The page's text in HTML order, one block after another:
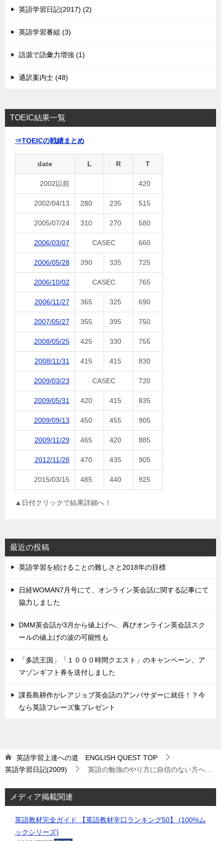
英語学習日記(2017) (2)
英語学習番組 (3)
語源で語彙力増強 (1)
通訳案内士 (48)
TOEIC結果一覧
⇒TOEICの戦績まとめ
date L R T
2002以前 420
2002/04/13 280 235 515
2005/07/24 310 270 580
2006/03/07 CASEC 660
2006/05/28 390 335 725
2006/10/02 CASEC 765
2006/11/27 365 325 690
2007/05/27 355 395 750
2008/05/25 425 330 755
2008/11/31 415 415 830
2009/03/23 CASEC 720
2009/05/31 420 415 835
2009/09/13 450 455 905
2009/11/29 465 420 885
2012/11/28 470 435 905
2015/03/15 485 440 925
▲日付クリックで結果詳細へ！
最近の投稿
英語学習を続けることの難しさと2018年の目標
日経WOMAN7月号にて、オンライン英会話に関する記事にて
協力しました
DMM英会話が3月から値上げへ、再びオンライン英会話スク
ールの値上げの波の可能性も
「多読王国」「１０００時間クエスト」のキャンペーン、ア
マゾンギフト券を送付しました
課長島耕作がレアジョブ英会話のアンバサダーに就任！？今
なら英語フレーズ集プレゼント
英語学習上達への道 ENGLISH QUEST TOP
英語学習日記(2009)
英語の勉強のやり方に自信のない方へ…
メディア掲載関連
英語教材完全ガイド 【英語教材辛口ランキング50】 (100%ム
ックシリーズ)